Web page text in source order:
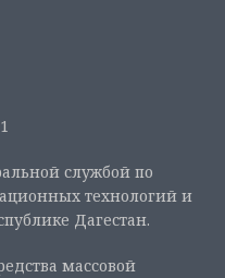
службой по
технологий и
Дагестан.
массовой